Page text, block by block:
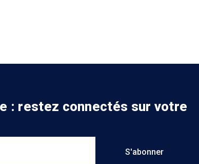
: restez connectés sur votre
S'abonner